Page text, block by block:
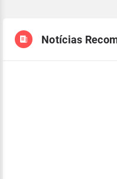
Notícias